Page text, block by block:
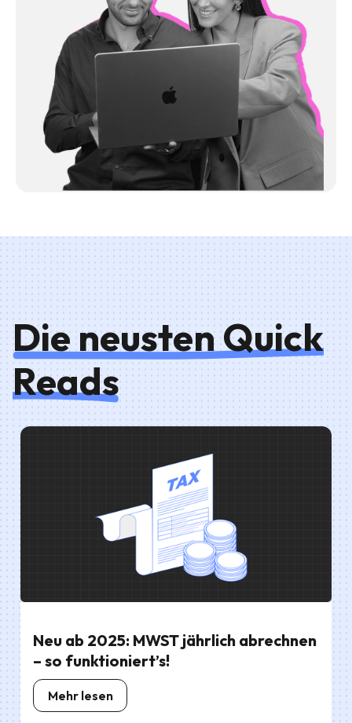
Die neusten Quick
Reads
Neu ab 2025: MWST jährlich abrechnen
– so funktioniert’s!
Mehr lesen